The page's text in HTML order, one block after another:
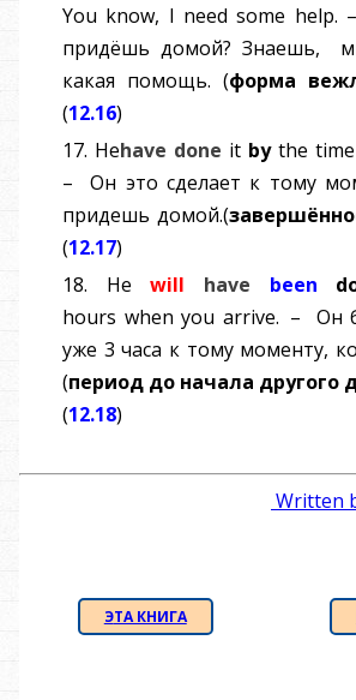
You know, I needsome help. –
придёшь домой? Знаешь,
какая помощь. (форма
(12.16)
17. Hehave done it bythetime
–Он это сделает к тому
придешь домой.(
(12.17)
18. Hewill have been
hours whenyou arrive. – Он
уже 3 часа к тому моменту,
(период до начала другого
(12.18)
Written
ЭТА КНИГА